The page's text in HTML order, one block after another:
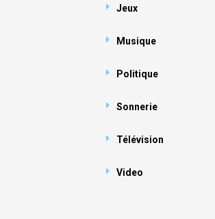
Jeux
Musique
Politique
Sonnerie
Télévision
Video